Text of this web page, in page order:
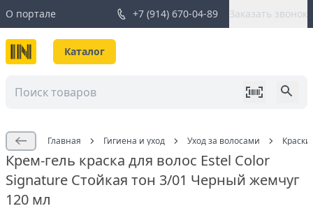
О портале +7 (914) 670-04-89 Заказать звонок
Каталог
Главная Гигиена и уход Уход за волосами
Крем-гель краска для волос Estel Color
Signature Стойкая тон 3/01 Черный жемчуг
120 мл